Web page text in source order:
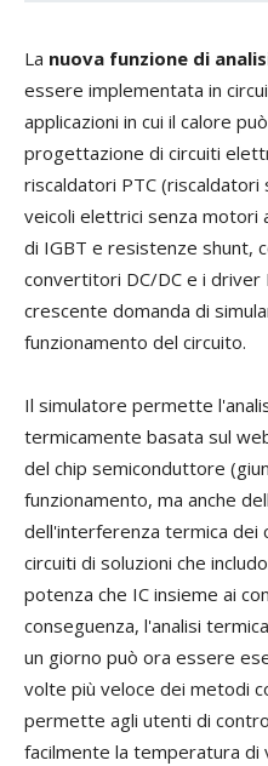
La nuova funzione di
essere implementata in
applicazioni in cui il calore
progettazione di circuiti
riscaldatori PTC
veicoli elettrici senza motori
di IGBT e resistenze shunt,
convertitori DC/DC e i driver
crescente domanda di
funzionamento del circuito.
Il simulatore permette
termicamente basata sul
del chip semiconduttore
funzionamento, ma anche
dell'interferenza termica dei
circuiti di soluzioni che
potenza che IC insieme ai
conseguenza, l'analisi
un giorno può ora essere
volte più veloce dei metodi
permette agli utenti di
facilmente la temperatura